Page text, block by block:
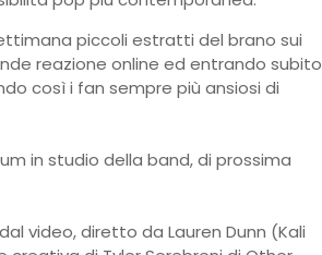
piccoli estratti del brano sui
reazione online ed entrando subito
così i fan sempre più ansiosi di
in studio della band, di prossima
video, diretto da Lauren Dunn (Kali